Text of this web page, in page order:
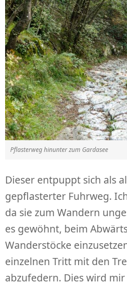
Pflasterweg hinunter zum Gardasee
Dieser entpuppt sich als
gepflasterter Fuhrweg.
da sie zum Wandern
es gewöhnt, beim
Wanderstöcke
einzelnen Tritt mit den
abzufedern. Dies wird